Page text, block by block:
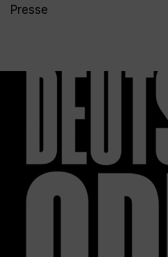
Presse